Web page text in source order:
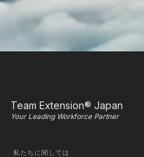
Team Extension® Japan
Your Leading Workforce Partner
私たちに関しては